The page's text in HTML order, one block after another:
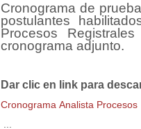
Cronograma de
postulantes
Procesos
cronograma adjunto.
Dar clic en link para
Cronograma Analista Procesos